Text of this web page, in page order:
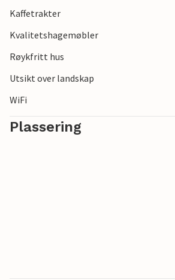
Kaffetrakter
Kvalitetshagemøbler
Røykfritt hus
Utsikt over landskap
WiFi
Plassering